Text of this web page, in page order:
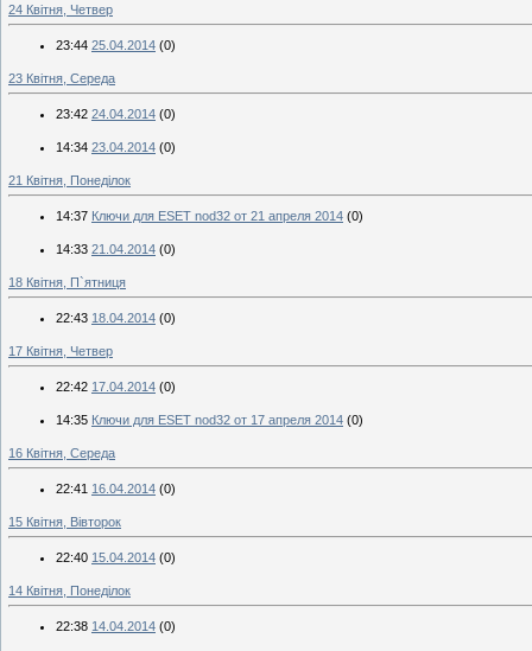
24 Квітня, Четвер
23:44 25.04.2014 (0)
23 Квітня, Середа
23:42 24.04.2014 (0)
14:34 23.04.2014 (0)
21 Квітня, Понеділок
14:37 Ключи для ESET nod32 от 21 апреля 2014 (0)
14:33 21.04.2014 (0)
18 Квітня, П`ятниця
22:43 18.04.2014 (0)
17 Квітня, Четвер
22:42 17.04.2014 (0)
14:35 Ключи для ESET nod32 от 17 апреля 2014 (0)
16 Квітня, Середа
22:41 16.04.2014 (0)
15 Квітня, Вівторок
22:40 15.04.2014 (0)
14 Квітня, Понеділок
22:38 14.04.2014 (0)